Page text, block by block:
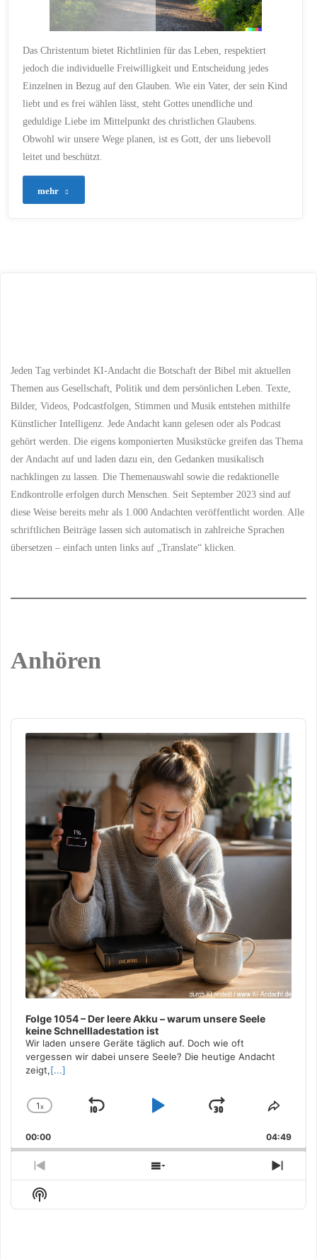
Das Christentum bietet Richtlinien für das Leben, respektiert
jedoch die individuelle Freiwilligkeit und Entscheidung jedes
Einzelnen in Bezug auf den Glauben. Wie ein Vater, der sein Kind
liebt und es frei wählen lässt, steht Gottes unendliche und
geduldige Liebe im Mittelpunkt des christlichen Glaubens.
Obwohl wir unsere Wege planen, ist es Gott, der uns liebevoll
leitet und beschützt.
mehr
Weg,
Herr
jedoch
lenkt
seinen
Jeden Tag verbindet KI-Andacht die Botschaft der Bibel mit aktuellen
Themen aus Gesellschaft, Politik und dem persönlichen Leben. Texte,
Bilder, Videos, Podcastfolgen, Stimmen und Musik entstehen mithilfe
Künstlicher Intelligenz. Jede Andacht kann gelesen oder als Podcast
gehört werden. Die eigens komponierten Musikstücke greifen das Thema
der Andacht auf und laden dazu ein, den Gedanken musikalisch
nachklingen zu lassen. Die Themenauswahl sowie die redaktionelle
Endkontrolle erfolgen durch Menschen. Seit September 2023 sind auf
diese Weise bereits mehr als 1.000 Andachten veröffentlicht worden. Alle
schriftlichen Beiträge lassen sich automatisch in zahlreiche Sprachen
übersetzen – einfach unten links auf „Translate“ klicken.
Anhören
Audio
Player
Folge 1054 – Der leere Akku – warum unsere Seele
keine Schnellladestation ist
Wir laden unsere Geräte täglich auf. Doch wie oft
vergessen wir dabei unsere Seele? Die heutige Andacht
zeigt,[...]
Change
Rate
1x
Skip
Play
Jump
Forward
Share
00:00 04:49
Previous
Episode
Show
Episodes
Next
Show
Podcast